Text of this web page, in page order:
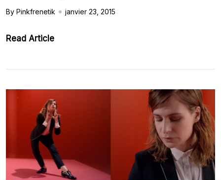
By Pinkfrenetik janvier 23, 2015
Read Article